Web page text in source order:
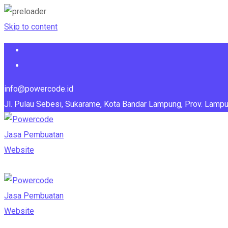
Skip to content
info@powercode.id
Jl. Pulau Sebesi, Sukarame, Kota Bandar Lampung, Prov.